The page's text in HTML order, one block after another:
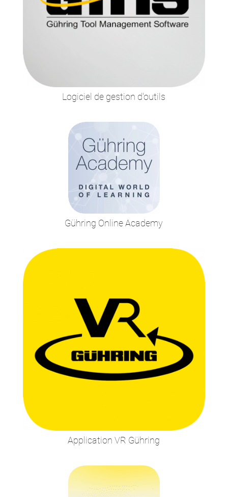
Logiciel de gestion d'outils
Gühring Online Academy
Application VR Gühring